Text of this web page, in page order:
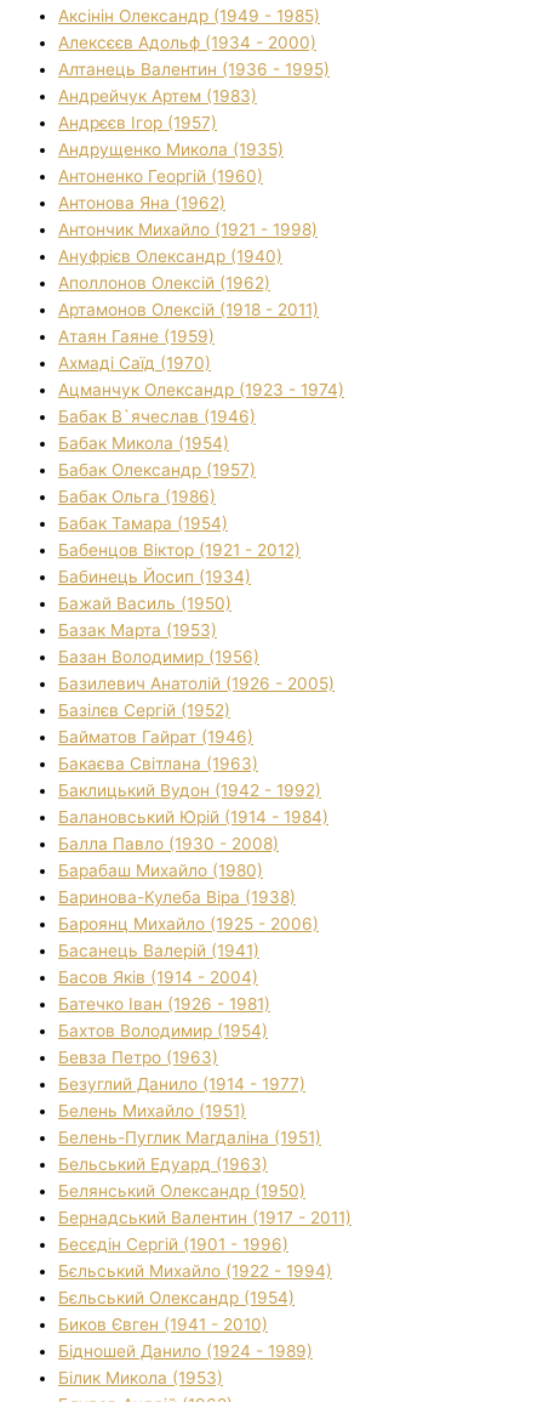
Аксінін Олександр (1949 - 1985)
Алексєєв Адольф (1934 - 2000)
Алтанець Валентин (1936 - 1995)
Андрейчук Артем (1983)
Андрєєв Ігор (1957)
Андрущенко Микола (1935)
Антоненко Георгій (1960)
Антонова Яна (1962)
Антончик Михайло (1921 - 1998)
Ануфрієв Олександр (1940)
Аполлонов Олексій (1962)
Артамонов Олексій (1918 - 2011)
Атаян Гаяне (1959)
Ахмаді Саїд (1970)
Ацманчук Олександр (1923 - 1974)
Бабак В`ячеслав (1946)
Бабак Микола (1954)
Бабак Олександр (1957)
Бабак Ольга (1986)
Бабак Тамара (1954)
Бабенцов Віктор (1921 - 2012)
Бабинець Йосип (1934)
Бажай Василь (1950)
Базак Марта (1953)
Базан Володимир (1956)
Базилевич Анатолій (1926 - 2005)
Базілєв Сергій (1952)
Байматов Гайрат (1946)
Бакаєва Світлана (1963)
Баклицький Вудон (1942 - 1992)
Балановський Юрій (1914 - 1984)
Балла Павло (1930 - 2008)
Барабаш Михайло (1980)
Баринова-Кулеба Віра (1938)
Бароянц Михайло (1925 - 2006)
Басанець Валерій (1941)
Басов Яків (1914 - 2004)
Батечко Іван (1926 - 1981)
Бахтов Володимир (1954)
Бевза Петро (1963)
Безуглий Данило (1914 - 1977)
Белень Михайло (1951)
Белень-Пуглик Магдаліна (1951)
Бельський Едуард (1963)
Белянський Олександр (1950)
Бернадський Валентин (1917 - 2011)
Бесєдін Сергій (1901 - 1996)
Бєльський Михайло (1922 - 1994)
Бєльський Олександр (1954)
Биков Євген (1941 - 2010)
Бідношей Данило (1924 - 1989)
Білик Микола (1953)